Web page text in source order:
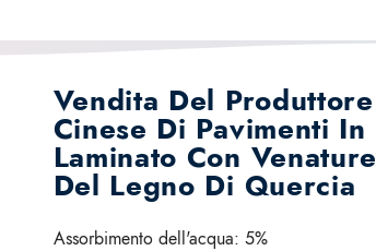
Vendita Del Produttore
Cinese Di Pavimenti In
Laminato Con Venature
Del Legno Di Quercia
Assorbimento dell'acqua: 5%